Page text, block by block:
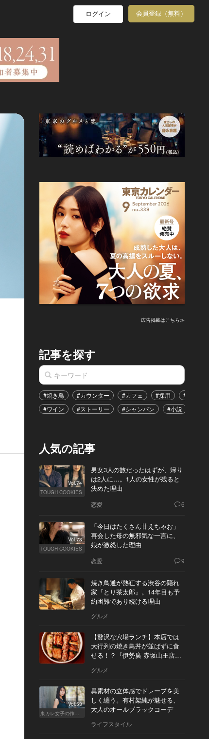
ログイン 会員登録（無料）
広告掲載はこちら≫
記事を探す
#焼き鳥 #カウンター #カフェ #採用
#恋愛
#ワイン
#ストーリー #シャンパン #小説
人気の記事
Vol.74
TOUGH COOKIES
男女3人の旅だったはずが、帰り
は2人に…。1人の女性が残ると
決めた理由
恋愛 6
Vol.73
TOUGH COOKIES
「今日はたくさん甘えちゃお」
再会した母の無邪気な一言に、
娘が激怒した理由
恋愛 9
焼き鳥通が熱狂する渋谷の隠れ
家『とり茶太郎』。14年目も予
約困難であり続ける理由
グルメ
【贅沢な穴場ランチ】本店では
大行列の焼き鳥丼が並ばずに食
せる！？『伊勢廣 赤坂山王店』
グルメ
Vol.53
東カレ女子の作り方
異素材の立体感でドレープを美
しく纏う。有村架純が魅せる、
大人のオールブラックコーデ
ライフスタイル